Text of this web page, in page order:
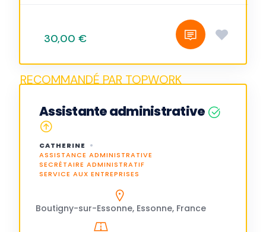
30,00 €
Assistante administrative
CATHERINE
ASSISTANCE ADMINISTRATIVE
SECRÉTAIRE ADMINISTRATIF
SERVICE AUX ENTREPRISES
Boutigny-sur-Essonne, Essonne, France